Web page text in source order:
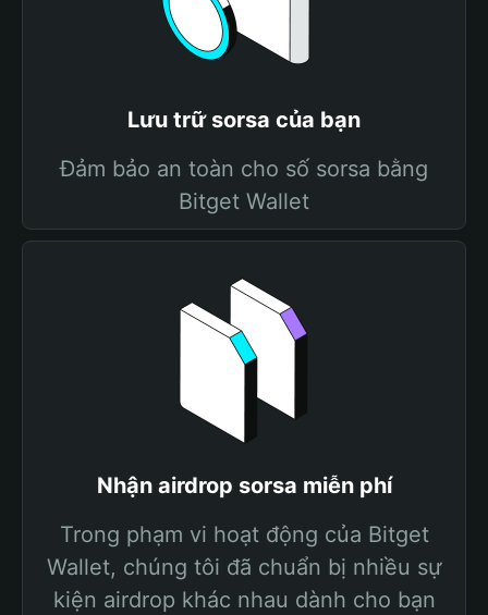
Lưu trữ sorsa của bạn
Đảm bảo an toàn cho số sorsa bằng
Bitget Wallet
Nhận airdrop sorsa miễn phí
Trong phạm vi hoạt động của Bitget
Wallet, chúng tôi đã chuẩn bị nhiều sự
kiện airdrop khác nhau dành cho bạn